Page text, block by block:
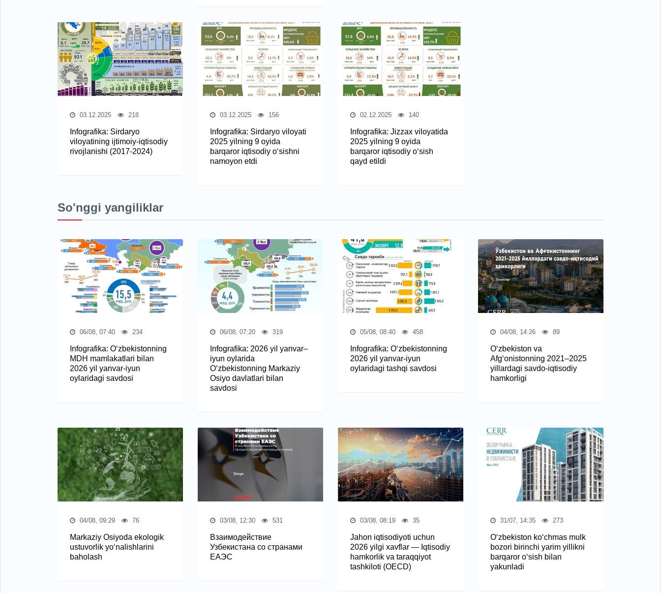
03.12.2025 218
Infografika: Sirdaryo
viloyatining ijtimoiy-iqtisodiy
rivojlanishi (2017-2024)
03.12.2025 156
Infografika: Sirdaryo viloyati
2025 yilning 9 oyida
barqaror iqtisodiy o‘sishni
namoyon etdi
02.12.2025 140
Infografika: Jizzax viloyatida
2025 yilning 9 oyida
barqaror iqtisodiy o‘sish
qayd etildi
So'nggi yangiliklar
06/08, 07:40 234
Infografika: O‘zbekistonning
MDH mamlakatlari bilan
2026 yil yanvar-iyun
oylaridagi savdosi
06/08, 07:20 319
Infografika: 2026 yil yanvar–
iyun oylarida
O‘zbekistonning Markaziy
Osiyo davlatlari bilan
savdosi
05/08, 08:40 458
Infografika: O‘zbekistonning
2026 yil yanvar-iyun
oylaridagi tashqi savdosi
04/08, 14:26 89
O‘zbekiston va
Afg‘onistonning 2021–2025
yillardagi savdo-iqtisodiy
hamkorligi
04/08, 09:29 76
Markaziy Osiyoda ekologik
ustuvorlik yo‘nalishlarini
baholash
03/08, 12:30 531
Взаимодействие
Узбекистана со странами
ЕАЭС
03/08, 08:19 35
Jahon iqtisodiyoti uchun
2026 yilgi xavflar — Iqtisodiy
hamkorlik va taraqqiyot
tashkiloti (OECD)
31/07, 14:35 273
O‘zbekiston ko‘chmas mulk
bozori birinchi yarim yillikni
barqaror o‘sish bilan
yakunladi